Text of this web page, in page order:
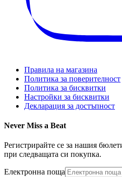
Правила на магазина
Политика за поверителност
Политика за бисквитки
Настройки за бисквитки
Декларация за достъпност
Never Miss a Beat
Регистрирайте се за нашия
при следващата си покупка.
Електронна поща